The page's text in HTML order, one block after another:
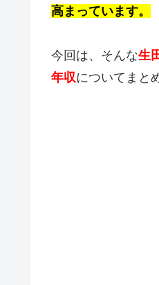
高まっています。
今回は、そんな生
年収についてまと